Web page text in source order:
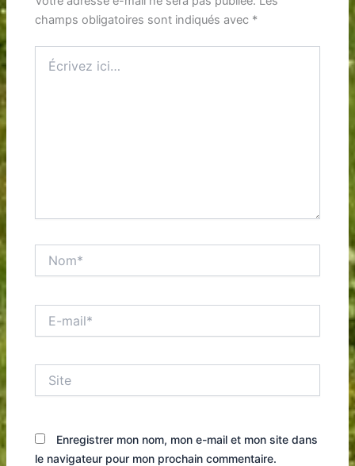
champs obligatoires sont indiqués avec *
ici…
mail*
Enregistrer mon nom, mon e-mail et mon site dans
le navigateur pour mon prochain commentaire.